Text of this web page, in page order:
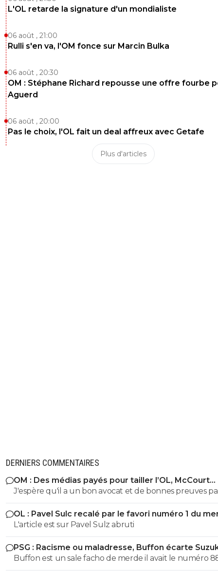
L'OL retarde la signature d'un mondialiste
06 août , 21:00
Rulli s'en va, l'OM fonce sur Marcin Bulka
06 août , 20:30
OM : Stéphane Richard repousse une offre fourbe
Aguerd
06 août , 20:00
Pas le choix, l'OL fait un deal affreux avec Getafe
Plus d'articles
DERNIERS COMMENTAIRES
OM : Des médias payés pour tailler l’OL, McCourt
accusé
J'espère qu'il a un bon avocat et de bonnes preuves
qu'il va vite exploser en vol avec ses différentes
OL : Pavel Sulc recalé par le favori numéro 1 du
L'article est sur Pavel Sulz abruti
PSG : Racisme ou maladresse, Buffon écarte
Buffon est un sale facho de merde il avait le numéro